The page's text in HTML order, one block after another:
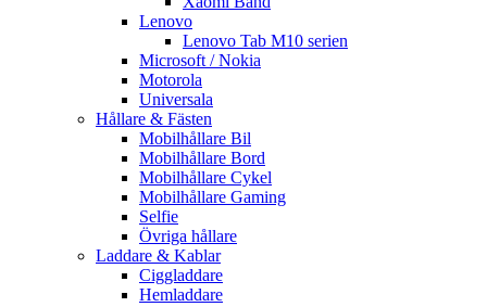
Lenovo
Lenovo Tab M10 serien
Microsoft / Nokia
Motorola
Universala
Hållare & Fästen
Mobilhållare Bil
Mobilhållare Bord
Mobilhållare Cykel
Mobilhållare Gaming
Selfie
Övriga hållare
Laddare & Kablar
Ciggladdare
Hemladdare